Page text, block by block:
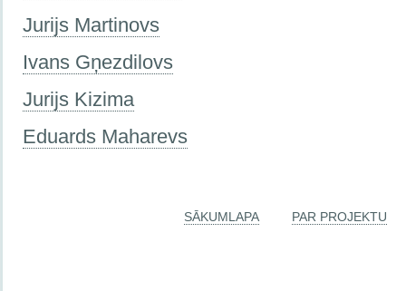
Jurijs Martinovs
Ivans Gņezdilovs
Jurijs Kizima
Eduards Maharevs
SĀKUMLAPA PAR PROJEKTU